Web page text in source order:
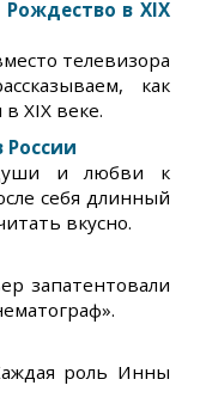
в XIX
телевизора
как
XIX веке.
России
и любви к
себя длинный
вкусно.
запатентовали
роль Инны